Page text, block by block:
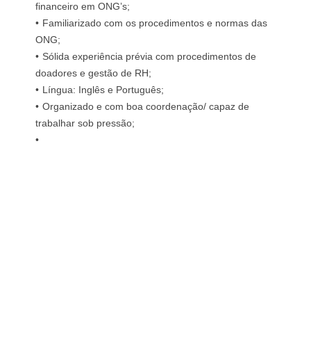
financeiro em ONG’s;
Familiarizado com os procedimentos e normas das
ONG;
Sólida experiência prévia com procedimentos de
doadores e gestão de RH;
Língua: Inglês e Português;
Organizado e com boa coordenação/ capaz de
trabalhar sob pressão;